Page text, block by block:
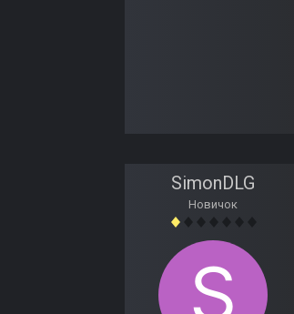
SimonDLG
Новичок